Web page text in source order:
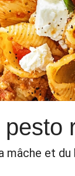
mâche et du